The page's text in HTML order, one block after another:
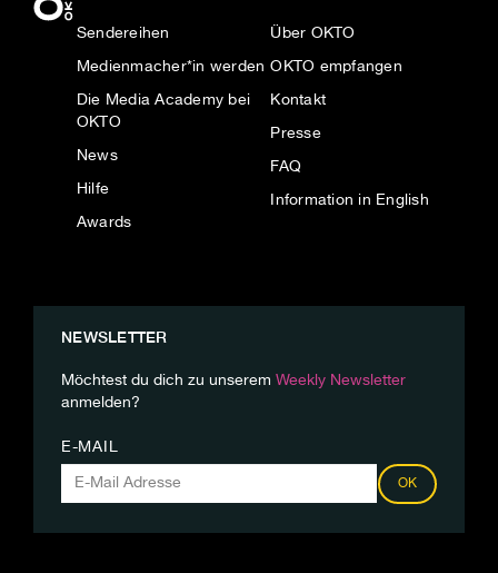
Sendereihen
Medienmacher*in werden
Die Media Academy bei
OKTO
News
Hilfe
Awards
Über OKTO
OKTO empfangen
Kontakt
Presse
FAQ
Information in English
NEWSLETTER
Möchtest du dich zu unserem Weekly Newsletter
anmelden?
E-MAIL
OK